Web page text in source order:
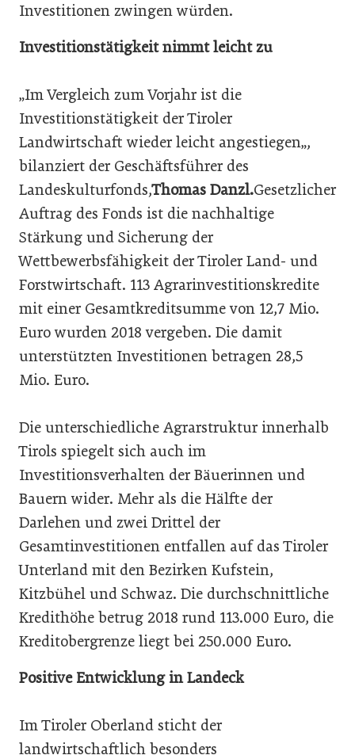
Investitionen zwingen würden.
Investitionstätigkeit nimmt leicht zu
„Im Vergleich zum Vorjahr ist die
Investitionstätigkeit der Tiroler
Landwirtschaft wieder leicht angestiegen„,
bilanziert der Geschäftsführer des
Landeskulturfonds,Thomas Danzl.Gesetzlicher
Auftrag des Fonds ist die nachhaltige
Stärkung und Sicherung der
Wettbewerbsfähigkeit der Tiroler Land- und
Forstwirtschaft. 113 Agrarinvestitionskredite
mit einer Gesamtkreditsumme von 12,7 Mio.
Euro wurden 2018 vergeben. Die damit
unterstützten Investitionen betragen 28,5
Mio. Euro.
Die unterschiedliche Agrarstruktur innerhalb
Tirols spiegelt sich auch im
Investitionsverhalten der Bäuerinnen und
Bauern wider. Mehr als die Hälfte der
Darlehen und zwei Drittel der
Gesamtinvestitionen entfallen auf das Tiroler
Unterland mit den Bezirken Kufstein,
Kitzbühel und Schwaz. Die durchschnittliche
Kredithöhe betrug 2018 rund 113.000 Euro, die
Kreditobergrenze liegt bei 250.000 Euro.
Positive Entwicklung in Landeck
Im Tiroler Oberland sticht der
landwirtschaftlich besonders